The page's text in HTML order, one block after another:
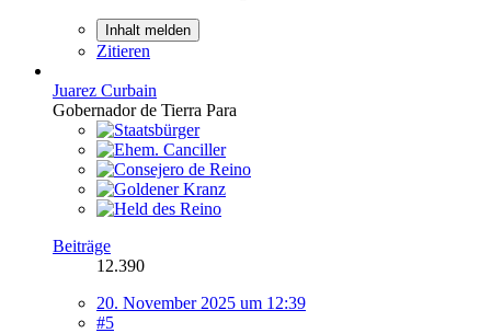
Inhalt melden
Zitieren
Juarez Curbain
Gobernador de Tierra Para
Beiträge
12.390
20. November 2025 um 12:39
#5